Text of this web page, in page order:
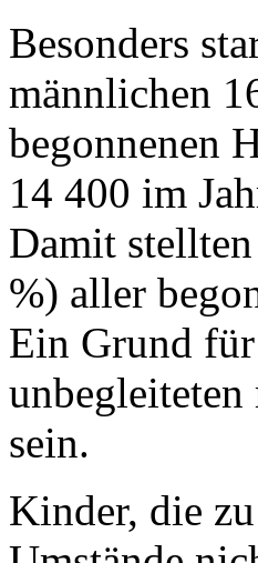
Besonders
männlichen
begonnenen
14 400 im
Damit
%) aller
Ein Grund
sein.
Kinder, die